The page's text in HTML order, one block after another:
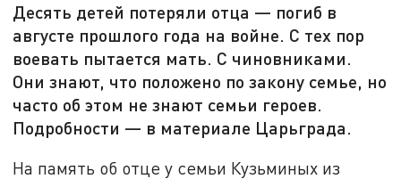
Десять детей потеряли отца — погиб в
августе прошлого года на войне. С тех пор
воевать пытается мать. С чиновниками.
Они знают, что положено по закону семье, но
часто об этом не знают семьи героев.
Подробности — в материале Царьграда.
На память об отце у семьи Кузьминых из